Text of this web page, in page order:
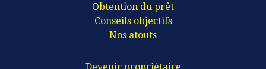
Obtention du prêt
Conseils objectifs
Nos atouts
Devenir propriétaire